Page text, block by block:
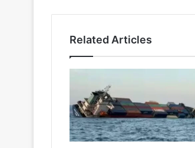
Related Articles